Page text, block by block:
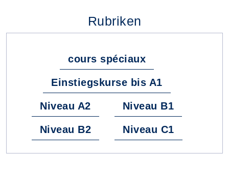
Rubriken
cours spéciaux
Einstiegskurse bis A1
Niveau A2 Niveau B1
Niveau B2 Niveau C1